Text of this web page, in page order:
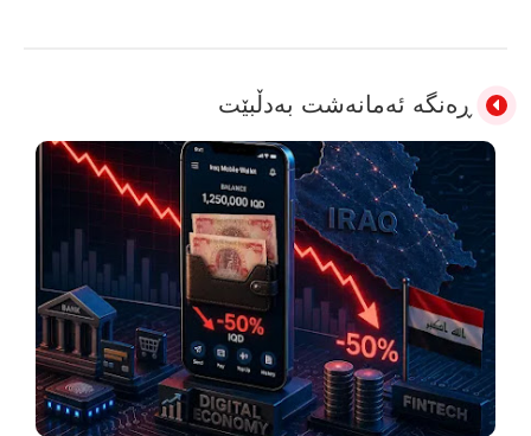
ڕەنگە ئەمانەشت بەدڵبێت